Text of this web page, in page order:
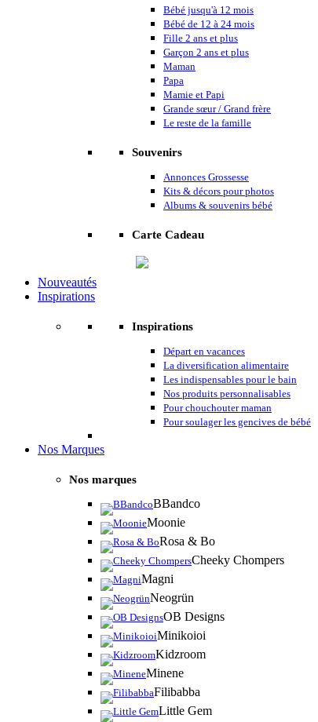
Bébé jusqu'à 12 mois
Bébé de 12 à 24 mois
Fille 2 ans et plus
Garçon 2 ans et plus
Maman
Papa
Mamie et Papi
Grande sœur / Grand frère
Le reste de la famille
Souvenirs
Annonces Grossesse
Kits & décors pour photos
Albums & souvenirs bébé
Carte Cadeau
Nouveautés
Inspirations
Inspirations
Départ en vacances
La diversification alimentaire
Les indispensables pour le bain
Nos produits personnalisables
Pour chouchouter maman
Pour soulager les gencives de bébé
Nos Marques
Nos marques
BBandco
Moonie
Rosa & Bo
Cheeky Chompers
Magni
Neogrün
OB Designs
Minikoioi
Kidzroom
Minene
Filibabba
Little Gem